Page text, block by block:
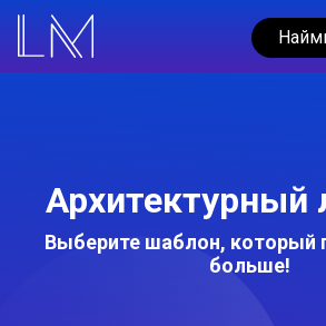
Архитектурный
Выберите шаблон, который
больше!